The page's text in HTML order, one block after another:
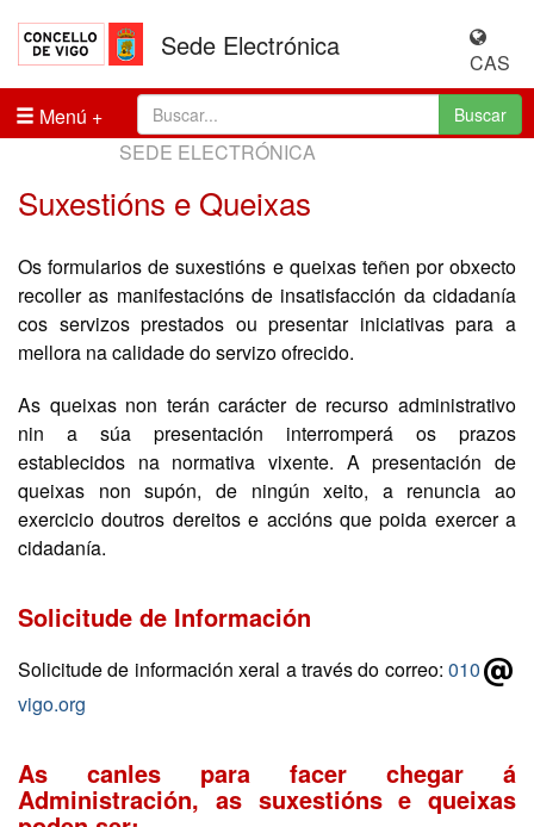
Sede Electrónica
CAS
Menú
Buscar
SEDE ELECTRÓNICA
Suxestións e Queixas
Os formularios de suxestións e queixas teñen por obxecto
recoller as manifestacións de insatisfacción da cidadanía
cos servizos prestados ou presentar iniciativas para a
mellora na calidade do servizo ofrecido.
As queixas non terán carácter de recurso administrativo
nin a súa presentación interromperá os prazos
establecidos na normativa vixente. A presentación de
queixas non supón, de ningún xeito, a renuncia ao
exercicio doutros dereitos e accións que poida exercer a
cidadanía.
Solicitude de Información
Solicitude de información xeral a través do correo: 010
vigo.org
As canles para facer chegar á
Administración, as suxestións e queixas